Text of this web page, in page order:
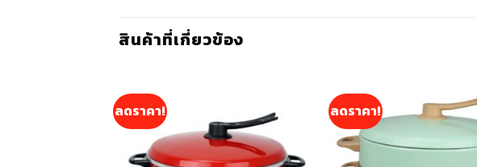
สินค้าที่เกี่ยวข้อง
ลดราคา! ลดราคา!